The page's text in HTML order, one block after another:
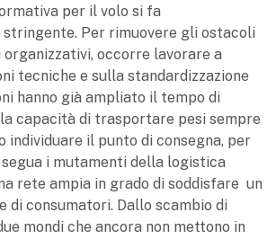
per il volo si fa
stringente. Per rimuovere gli ostacoli
organizzativi, occorre lavorare a
tecniche e sulla standardizzazione
hanno già ampliato il tempo di
capacità di trasportare pesi sempre
individuare il punto di consegna, per
i mutamenti della logistica
rete ampia in grado di soddisfare un
di consumatori. Dallo scambio di
mondi che ancora non mettono in